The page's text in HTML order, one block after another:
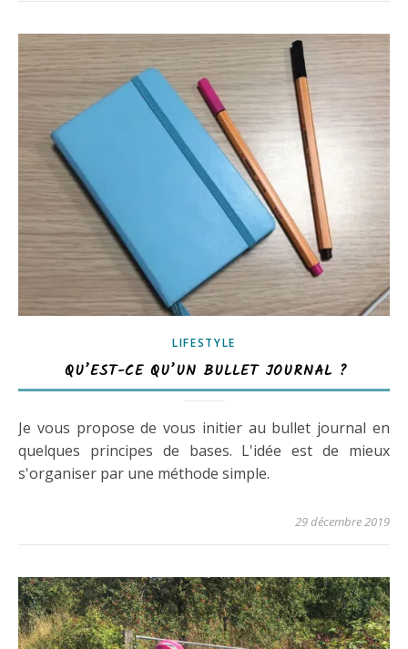
LIFESTYLE
QU’EST-CE QU’UN BULLET JOURNAL ?
Je vous propose de vous initier au bullet journal en
quelques principes de bases. L'idée est de mieux
s'organiser par une méthode simple.
29 décembre 2019